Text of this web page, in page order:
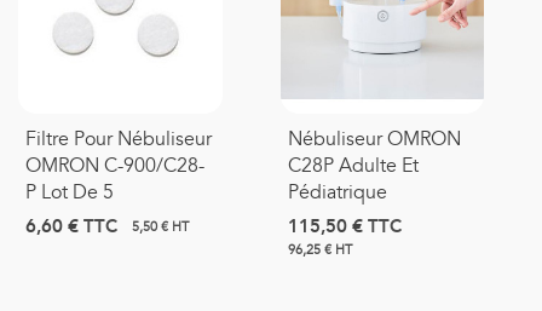
Filtre Pour Nébuliseur
OMRON C-900/C28-
P Lot De 5
6,60 €TTC 5,50 € HT
Nébuliseur OMRON
C28P Adulte Et
Pédiatrique
115,50 €TTC
96,25 € HT